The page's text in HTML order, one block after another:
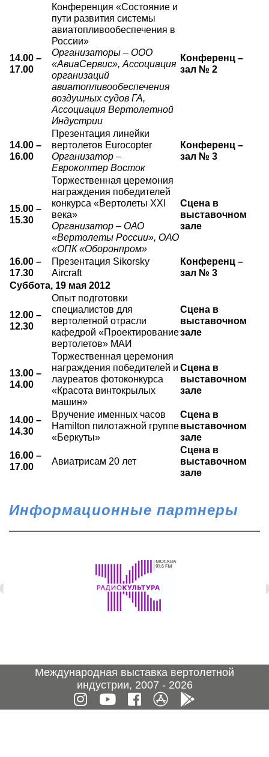
14.00 –
17.00
Конференция «Состояние и
пути развития системы
авиатопливообеспечения в
России»
Организаторы – ООО
«АвиаСервис», Ассоциация
организаций
авиатопливообеспечения
воздушных судов ГА,
Ассоциация Вертолетной
Индустрии
Конференц –
зал № 2
14.00 –
16.00
Презентация линейки
вертолетов Eurocopter
Организатор –
Еврокоптер Восток
Конференц –
зал № 3
15.00 –
15.30
Торжественная церемония
награждения победителей
конкурса «Вертолеты XXI
века»
Организатор – ОАО
«Вертолеты России», ОАО
«ОПК «Оборонпром»
Сцена в
выставочном
зале
16.00 –
17.30
Презентация Sikorsky
Aircraft
Конференц –
зал № 3
Суббота, 19 мая 2012
12.00 –
12.30
Опыт подготовки
специалистов для
вертолетной отрасли
кафедрой «Проектирование
вертолетов» МАИ
Сцена в
выставочном
зале
13.00 –
14.00
Торжественная церемония
награждения победителей и
лауреатов фотоконкурса
«Красота винтокрылых
машин»
Сцена в
выставочном
зале
14.00 –
14.30
Вручение именных часов
Hamilton пилотажной группе
«Беркуты»
Сцена в
выставочном
зале
16.00 –
17.00
Авиатрисам 20 лет
Сцена в
выставочном
зале
Информационные партнеры
Международная выставка вертолетной
индустрии, 2007 - 2026